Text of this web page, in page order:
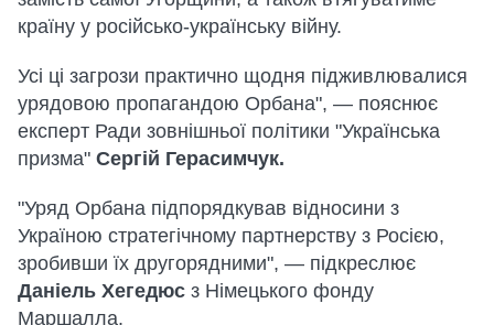
країну у російсько-українську війну.
Усі ці загрози практично щодня підживлювалися
урядовою пропагандою Орбана", — пояснює
експерт Ради зовнішньої політики "Українська
призма" Сергій Герасимчук.
"Уряд Орбана підпорядкував відносини з
Україною стратегічному партнерству з Росією,
зробивши їх другорядними", — підкреслює
Даніель Хегедюс з Німецького фонду
Маршалла.